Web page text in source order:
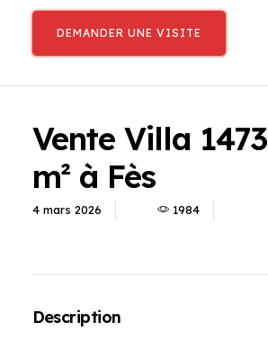
DEMANDER UNE VISITE
Vente Villa 1473
m² à Fès
4 mars 2026 1984
Description